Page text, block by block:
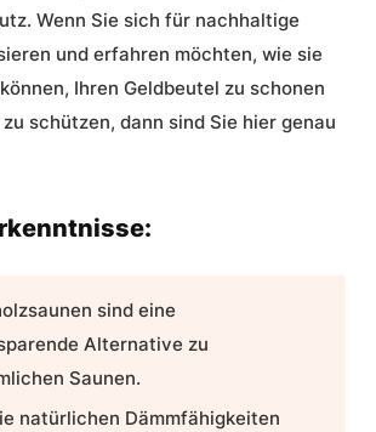
. Wenn Sie sich für nachhaltige
und erfahren möchten, wie sie
Ihren Geldbeutel zu schonen
schützen, dann sind Sie hier genau
sind eine
Alternative zu
Saunen.
natürlichen Dämmfähigkeiten